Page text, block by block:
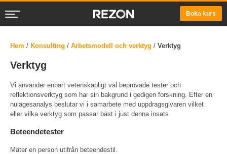
Boka kurs
Hem / Konsulting / Arbetsmodell och verktyg / Verktyg
Verktyg
Vi använder enbart vetenskapligt väl beprövade tester och
reflektionsverktyg som har sin bakgrund i gedigen forskning. Efter en
nulägesanalys beslutar vi i samarbete med uppdragsgivaren vilket
eller vilka verktyg som passar bäst i just denna insats.
Beteendetester
Mäter en person utifrån beteendestil.